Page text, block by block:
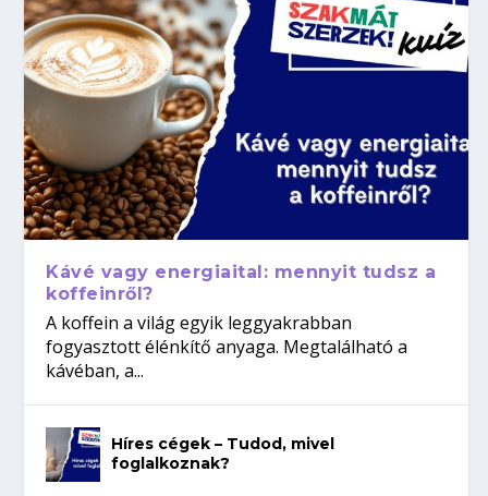
Kávé vagy energiaital: mennyit tudsz a
koffeinről?
A koffein a világ egyik leggyakrabban
fogyasztott élénkítő anyaga. Megtalálható a
kávéban, a...
Híres cégek – Tudod, mivel
foglalkoznak?